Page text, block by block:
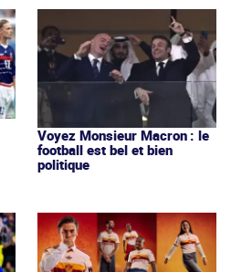
Voyez Monsieur Macron : le
football est bel et bien
politique